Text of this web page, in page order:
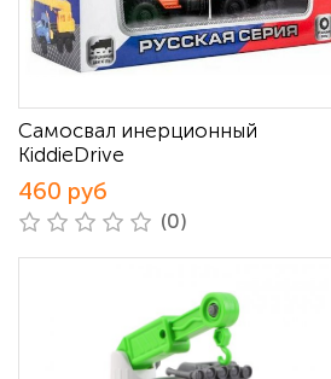
Самосвал инерционный
KiddieDrive
460 руб
(0)